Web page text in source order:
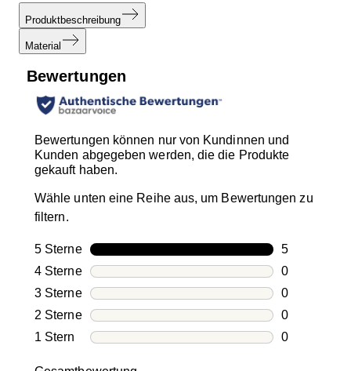
Produktbeschreibung
Material
Bewertungen
Bewertungen können nur von Kundinnen und
Kunden abgegeben werden, die die Produkte
gekauft haben.
Wähle unten eine Reihe aus, um Bewertungen zu
filtern.
5 SterneSterne
5
5
4 SterneSterne
0
0
3 SterneSterne
0
0
2 SterneSterne
0
0
1 Stern Sterne
0